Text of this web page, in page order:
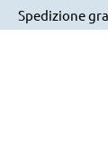
Spedizione